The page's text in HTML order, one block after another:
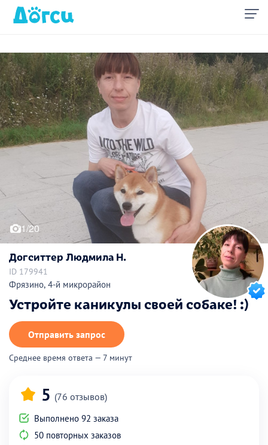
1/20
Догситтер Людмила Н.
ID 179941
Фрязино, 4-й микрорайон
Устройте каникулы своей собаке! :)
Отправить запрос
Среднее время ответа — 7 минут
5 (76 отзывов)
Выполнено 92 заказа
50 повторных заказов